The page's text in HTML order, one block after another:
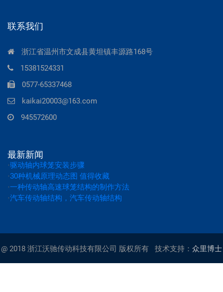
联系我们
浙江省温州市文成县黄坦镇丰源路168号
15381524331
0577-65337468
kaikai20003@163.com
945572600
最新新闻
·驱动轴内球笼安装步骤
·30种机械原理动态图 值得收藏
·一种传动轴高速球笼结构的制作方法
·汽车传动轴结构，汽车传动轴结构
@ 2018 浙江沃驰传动科技有限公司 版权所有 技术支持： 众里博士